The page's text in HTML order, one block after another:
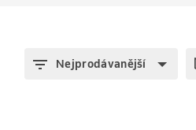
Nejprodávanější